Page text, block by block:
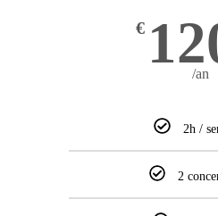
€
/an
2h /
2